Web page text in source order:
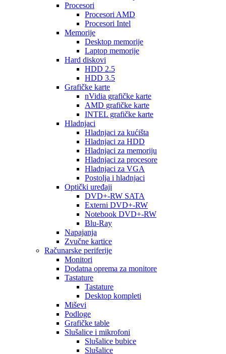
Procesori
Procesori AMD
Procesori Intel
Memorije
Desktop memorije
Laptop memorije
Hard diskovi
HDD 2.5
HDD 3.5
Grafičke karte
nVidia grafičke karte
AMD grafičke karte
INTEL grafičke karte
Hladnjaci
Hladnjaci za kućišta
Hladnjaci za HDD
Hladnjaci za memoriju
Hladnjaci za procesore
Hladnjaci za VGA
Postolja i hladnjaci
Optički uređaji
DVD+-RW SATA
Externi DVD+-RW
Notebook DVD+-RW
Blu-Ray
Napajanja
Zvučne kartice
Računarske periferije
Monitori
Dodatna oprema za monitore
Tastature
Tastature
Desktop kompleti
Miševi
Podloge
Grafičke table
Slušalice i mikrofoni
Slušalice bubice
Slušalice